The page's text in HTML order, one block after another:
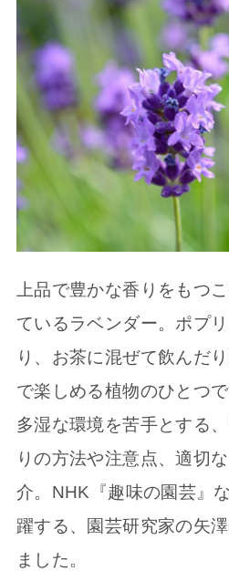
上品で豊かな香りをもつ
ているラベンダー。ポプ
り、お茶に混ぜて飲んだ
で楽しめる植物のひとつ
多湿な環境を苦手とする
りの方法や注意点、適切
介。NHK『趣味の園芸』
躍する、園芸研究家の矢
ました。